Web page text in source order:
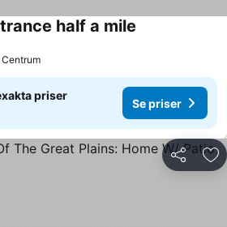
half a mile
priser
Se priser
Dela